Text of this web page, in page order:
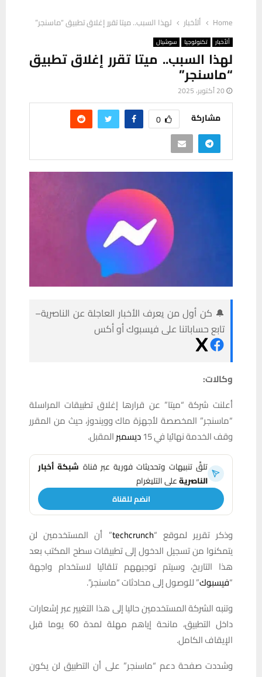
Home ألأخبار لهذا السبب.. ميتا تقرر إغلاق تطبيق “ماسنجر”
ألأخبار تكنولوجيا سوشيال
لهذا السبب.. ميتا تقرر إغلاق تطبيق
“ماسنجر”
20 أكتوبر، 2025
مشاركة 0
🔔 كن أول من يعرف الأخبار العاجلة عن الناصرية–
تابع حساباتنا على فيسبوك أو أكس
وكالات:
أعلنت شركة “ميتا” عن قرارها إغلاق تطبيقات المراسلة
“ماسنجر” المخصصة لأجهزة ماك وويندوز، حيث من المقرر
وقف الخدمة نهائيا في 15
ديسمبرالمقبل.
تلقَّ تنبيهات وتحديثات فورية عبر قناة شبكة أخبار
الناصريةعلى التليغرام
انضم للقناة
وذكر تقرير لموقع “techcrunch” أن المستخدمين لن
يتمكنوا من تسجيل الدخول إلى تطبيقات سطح المكتب بعد
هذا التاريخ، وسيتم توجيههم تلقائيا لاستخدام واجهة
“فيسبوك” للوصول إلى محادثات “ماسنجر”.
وتنبه الشركة المستخدمين حاليا إلى هذا التغيير عبر إشعارات
داخل التطبيق، مانحة إياهم مهلة لمدة 60 يوما قبل
الإيقاف الكامل.
وشددت صفحة دعم “ماسنجر” على أن التطبيق لن يكون